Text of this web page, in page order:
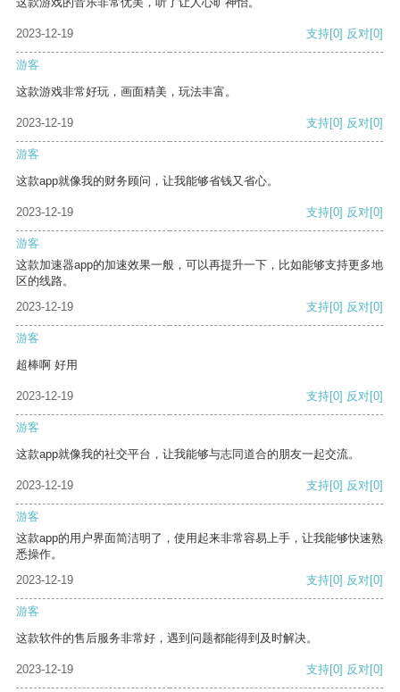
2023-12-19 支持[0] 反对[0]
游客
这款游戏非常好玩，画面精美，玩法丰富。
2023-12-19 支持[0] 反对[0]
游客
这款app就像我的财务顾问，让我能够省钱又省心。
2023-12-19 支持[0] 反对[0]
游客
这款加速器app的加速效果一般，可以再提升一下，比如能够支持更多地
区的线路。
2023-12-19
支持[0] 反对[0]
游客
超棒啊 好用
2023-12-19 支持[0] 反对[0]
游客
这款app就像我的社交平台，让我能够与志同道合的朋友一起交流。
2023-12-19 支持[0] 反对[0]
游客
这款app的用户界面简洁明了，使用起来非常容易上手，让我能够快速熟
悉操作。
2023-12-19
支持[0] 反对[0]
游客
这款软件的售后服务非常好，遇到问题都能得到及时解决。
2023-12-19 支持[0] 反对[0]